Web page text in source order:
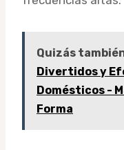
Quizás
Divertidos y
Domésticos -
Forma